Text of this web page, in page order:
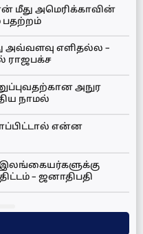
மீது அமெரிக்காவின்
பதற்றம்
எளிதல்ல –
ராஜபக்ச
அநுர
நாமல்
என்ன
இலங்கையர்களுக்கு
– ஜனாதிபதி